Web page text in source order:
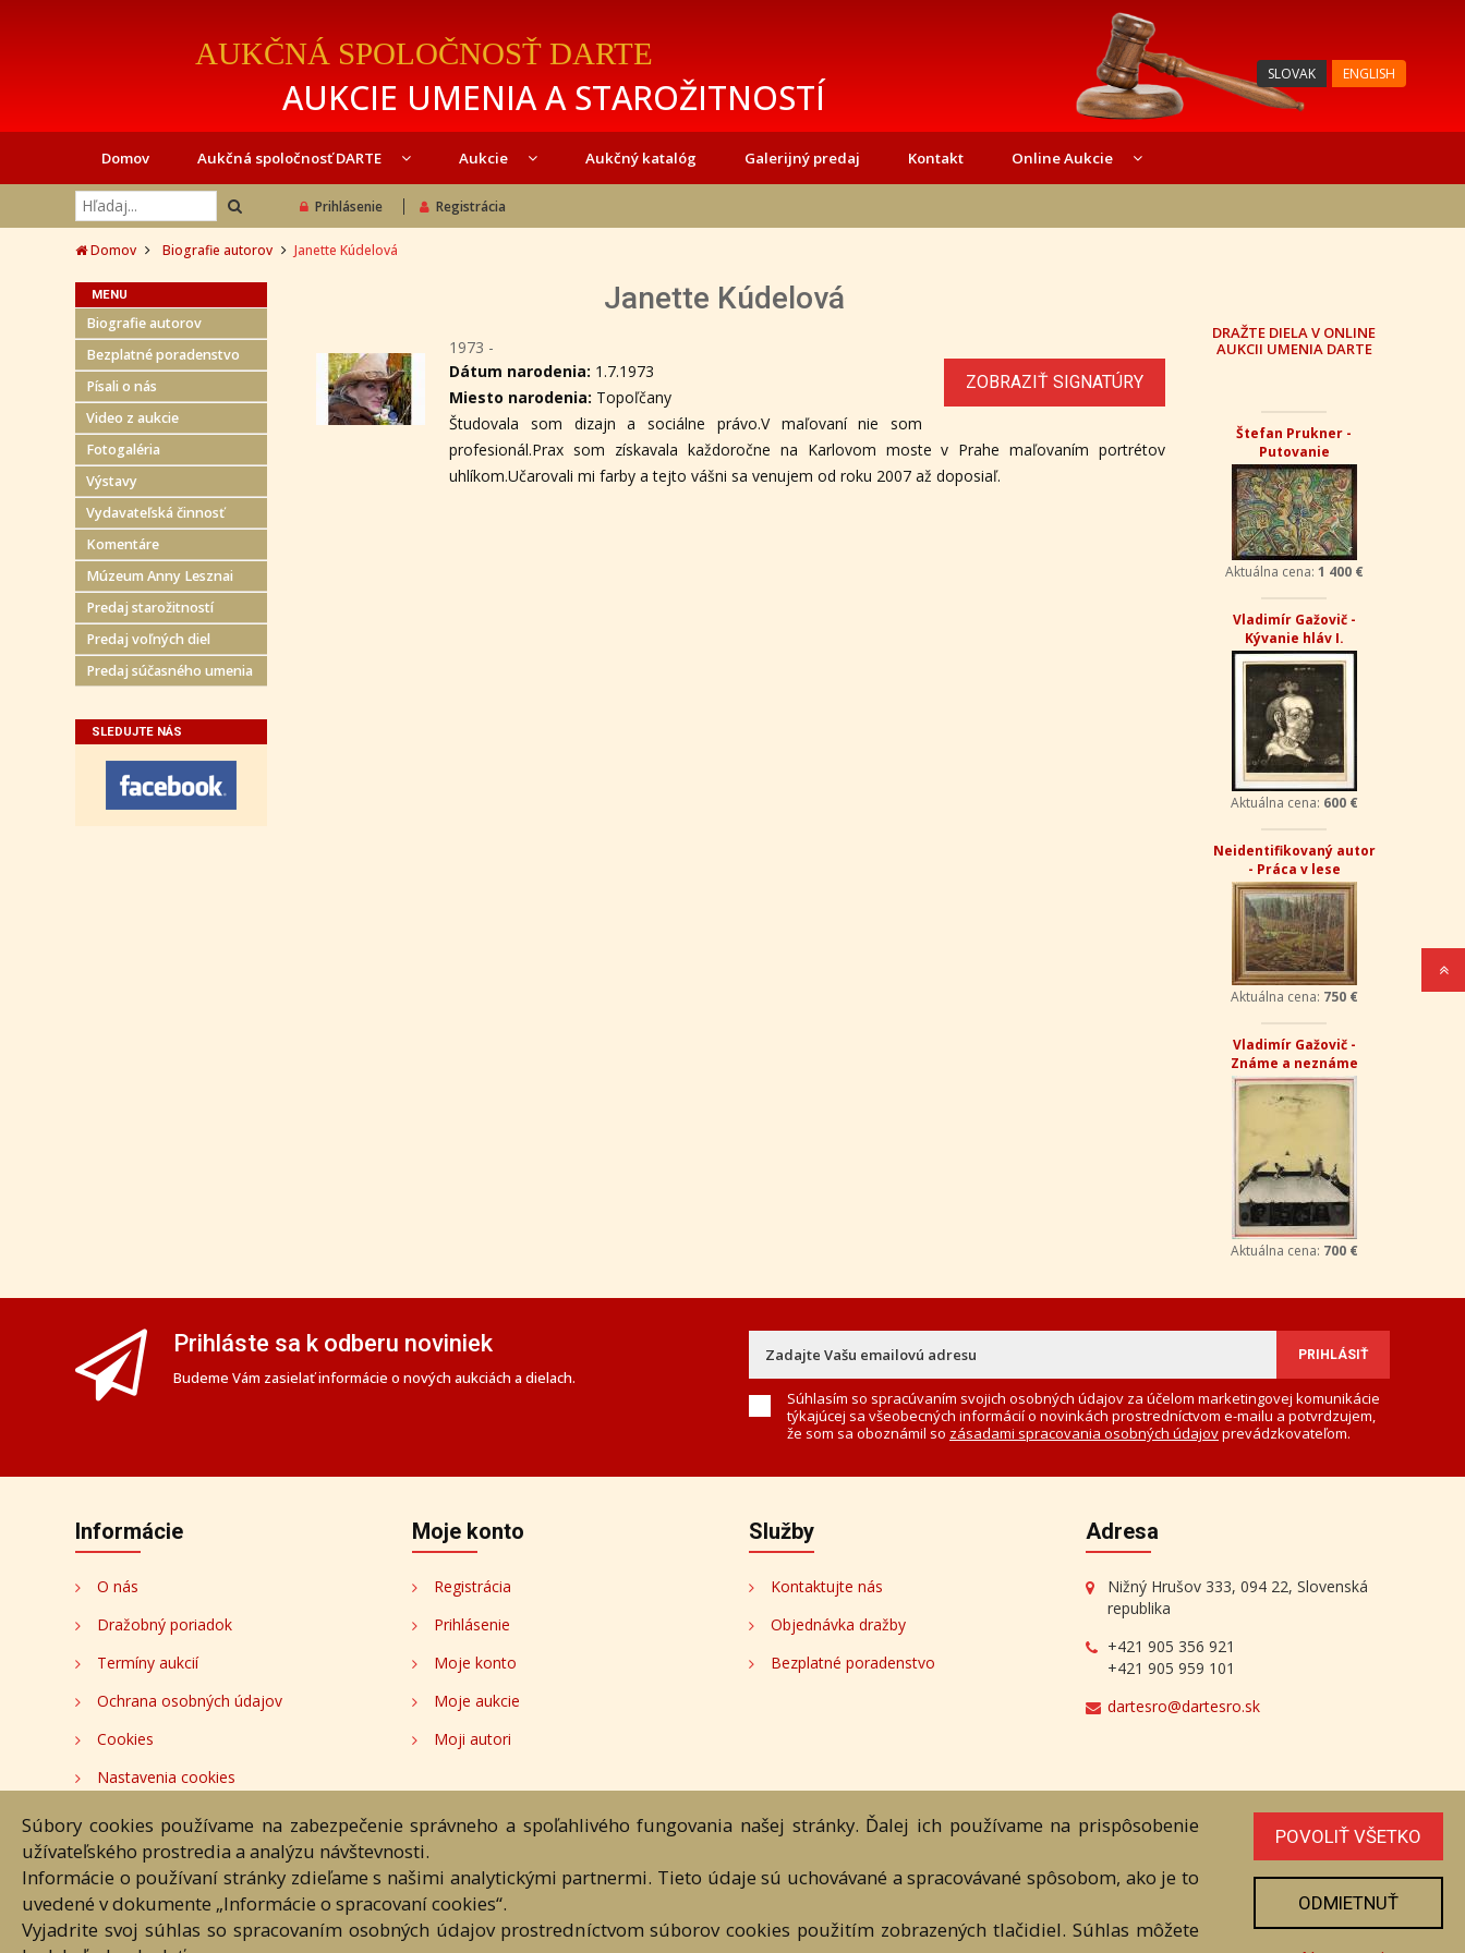
AUKČNÁ SPOLOČNOSŤ DARTE
AUKCIE UMENIA A STAROŽITNOSTÍ
SLOVAK ENGLISH
Domov Aukčná spoločnosť DARTE Aukcie Aukčný katalóg Galerijný predaj Kontakt Online Aukcie
Prihlásenie Registrácia
Domov Biografie autorov Janette Kúdelová
MENU
Biografie autorov
Bezplatné poradenstvo
Písali o nás
Video z aukcie
Fotogaléria
Výstavy
Vydavateľská činnosť
Komentáre
Múzeum Anny Lesznai
Predaj starožitností
Predaj voľných diel
Predaj súčasného umenia
SLEDUJTE NÁS
Janette Kúdelová
1973 -
ZOBRAZIŤ SIGNATÚRY
Dátum narodenia: 1.7.1973
Miesto narodenia: Topoľčany
Študovala som dizajn a sociálne právo.V maľovaní nie som
profesionál.Prax som získavala každoročne na Karlovom moste v Prahe maľovaním portrétov
uhlíkom.Učarovali mi farby a tejto vášni sa venujem od roku 2007 až doposiaľ.
DRAŽTE DIELA V ONLINE
AUKCII UMENIA DARTE
Štefan Prukner -
Putovanie
Aktuálna cena:1 400 €
Vladimír Gažovič -
Kývanie hláv
Salvador Dalí - Biely
jednorožec
Aktuálna cena:
Ján Litvaj - Turecká
Aktuálna cena:79 €
Súhlasím so spracúvaním svojich osobných údajov za účelom marketingovej komunikácie
týkajúcej sa všeobecných informácií o novinkách prostredníctvom e-mailu a potvrdzujem,
Cookies
Nastavenia cookies
Nižný Hrušov 333, 094 22, Slovenská
+421 905 356 921
+421 905 959 101
dartesro@dartesro.sk
Objednávka dražby Termíny aukcií Online Aukcia
Súbory cookies používame na zabezpečenie správneho a spoľahlivého fungovania našej stránky. Ďalej ich používame na prispôsobenie
užívateľského prostredia a analýzu návštevnosti.
Informácie o používaní stránky zdieľame s našimi analytickými partnermi. Tieto údaje sú uchovávané a spracovávané spôsobom, ako je to
uvedené v dokumente „Informácie o spracovaní cookies“.
Vyjadrite svoj súhlas so spracovaním osobných údajov prostredníctvom súborov cookies použitím zobrazených tlačidiel. Súhlas môžete
POVOLIŤ VŠETKO
ODMIETNUŤ